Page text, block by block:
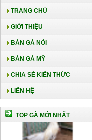
TRANG CHỦ
GIỚI THIỆU
BÁN GÀ NÒI
BÁN GÀ MỸ
CHIA SẺ KIẾN THỨC
LIÊN HỆ
TOP GÀ MỚI NHẤT